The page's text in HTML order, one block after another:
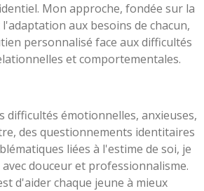
Mon approche, fondée sur la
aux besoins de chacun,
personnalisé face aux difficultés
et comportementales.
difficultés émotionnelles, anxieuses,
des questionnements identitaires
liées à l'estime de soi, je
douceur et professionnalisme.
d'aider chaque jeune à mieux